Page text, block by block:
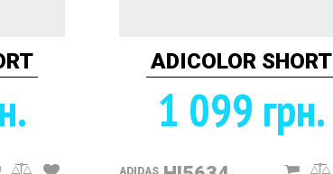
ADICOLOR SHORT
1 099 грн.
ADIDAS